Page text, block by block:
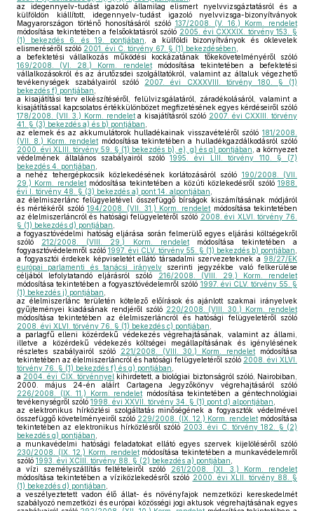
az idegennyelv-tudást igazoló államilag elismert nyelvvizsgáztatásról és a
külföldön kiállított, idegennyelv-tudást igazoló nyelvvizsga-bizonyítványok
Magyarországon történő honosításáról szóló 137/2008. (V. 16.) Korm. rendelet
módosítása tekintetében a felsőoktatásról szóló 2005. évi CXXXIX. törvény 153. §
(1) bekezdés 6. és 19. pontjában , a külföldi bizonyítványok és oklevelek
elismeréséről szóló 2001. évi C. törvény 67. § (1) bekezdésében
a befektetési vállalkozás működési kockázatának tőkekövetelményéről szóló
169/2008. (VI. 28.) Korm. rendeletmódosítása tekintetében a befektetési
vállalkozásokról és az árutőzsdei szolgáltatókról, valamint az általuk végezhető
tevékenységek szabályairól szóló 2007. évi CXXXVIII. törvény 180. § (1)
bekezdés f) pontjában
a kisajátítási terv elkészítéséről, felülvizsgálatáról, záradékolásáról, valamint a
kisajátítással kapcsolatos értékkülönbözet megfizetésének egyes kérdéseiről szóló
178/2008. (VII. 3.) Korm. rendeleta kisajátításról szóló 2007. évi CXXIII. törvény
41. § (3) bekezdés a) és b) pontjában
az elemek és az akkumulátorok hulladékainak visszavételéről szóló 181/2008.
(VII. 8.) Korm. rendelet módosítása tekintetében a hulladékgazdálkodásról szóló
2000. évi XLIII. törvény 59. § (1) bekezdés b), e), g) és q) pontjában , a környezet
védelmének általános szabályairól szóló1995. évi LIII. törvény 110. § (7)
bekezdés 4. pontjában
a nehéz tehergépkocsik közlekedésének korlátozásáról szóló 190/2008. (VII.
29.) Korm. rendeletmódosítása tekintetében a közúti közlekedésről szóló1988.
évi I. törvény 48. § (3) bekezdés a) pont 14. alpontjában
az élelmiszerlánc felügyeletével összefüggő bírságok kiszámításának módjáról
és mértékéről szóló 194/2008. (VII. 31.) Korm. rendelet módosítása tekintetében
az élelmiszerláncról és hatósági felügyeletéről szóló 2008. évi XLVI. törvény 76.
§ (1) bekezdés d) pontjában
a fogyasztóvédelmi hatóság eljárása során felmerülő egyes eljárási költségekről
szóló 212/2008. (VIII. 29.) Korm. rendeletmódosítása tekintetében a
fogyasztóvédelemről szóló 1997. évi CLV. törvény 55. § (1) bekezdés b) pontjában
a fogyasztói érdekek képviseletét ellátó társadalmi szervezeteknek a 98/27/EK
európai parlamenti és tanácsi irányelvszerinti jegyzékbe való felkerülése
céljából lefolytatandó eljárásról szóló
216/2008. (VIII. 29.) Korm. rendelet
módosítása tekintetében a fogyasztóvédelemről szóló 1997. évi CLV. törvény 55. §
(1) bekezdés j) pontjában
az élelmiszerlánc területén kötelező előírások és ajánlott szakmai irányelvek
gyűjteményei kiadásának rendjéről szóló 220/2008. (VIII. 30.) Korm. rendelet
módosítása tekintetében az élelmiszerláncról és hatósági felügyeletéről szóló
2008. évi XLVI. törvény 76. § (1) bekezdés c) pontjában
a parlagfű elleni közérdekű védekezés végrehajtásának, valamint az állami,
illetve a közérdekű védekezés költségei megállapításának és igénylésének
részletes szabályairól szóló
221/2008. (VIII. 30.) Korm. rendelet módosítása
tekintetében az élelmiszerláncról és hatósági felügyeletéről szóló 2008. évi XLVI.
törvény 76. § (1) bekezdés f) és g) pontjában
a 2004. évi CIX. törvénnyel kihirdetett, a biológiai biztonságról szóló, Nairobiban,
2000. május 24-én aláírt Cartagena Jegyzőkönyv végrehajtásáról szóló
226/2008. (IX. 11.) Korm. rendelet módosítása tekintetében a géntechnológiai
tevékenységről szóló 1998. évi XXVII. törvény 34. § (1) pont d) alpontjában
az elektronikus hírközlési szolgáltatás minőségének a fogyasztók védelmével
összefüggő követelményeiről szóló 229/2008. (IX. 12.) Korm. rendelet módosítása
tekintetében az elektronikus hírközlésről szóló 2003. évi C. törvény 182. § (2)
bekezdés g) pontjában
a munkavédelmi hatósági feladatokat ellátó egyes szervek kijelöléséről szóló
230/2008. (IX. 12.) Korm. rendeletmódosítása tekintetében a munkavédelemről
szóló 1993. évi XCIII. törvény 88. § (2) bekezdés a) pontjában
a vízi személyszállítás feltételeiről szóló
261/2008. (XI. 3.) Korm. rendelet
módosítása tekintetében a víziközlekedésről szóló 2000. évi XLII. törvény 88. §
(1) bekezdés d) pontjában
a veszélyeztetett vadon élő állat- és növényfajok nemzetközi kereskedelmét
szabályozó nemzetközi és európai közösségi jogi aktusok végrehajtásának egyes